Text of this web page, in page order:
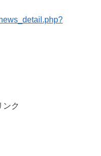
ンク